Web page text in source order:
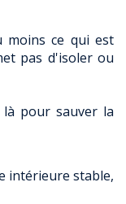
moins ce qui est
pas d'isoler ou
pour sauver la
intérieure stable,